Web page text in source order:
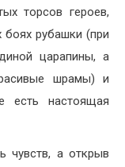
торсов героев,
рубашки (при
царапины, а
шрамы) и
есть настоящая
чувств, а открыв